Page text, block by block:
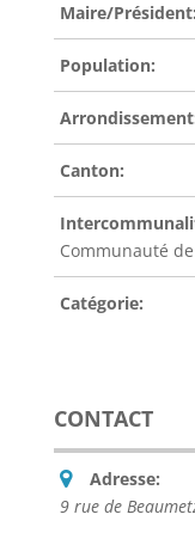
Maire/Président:
Population:
Canton:
Communauté
Catégorie:
CONTACT
Adresse:
9 rue de